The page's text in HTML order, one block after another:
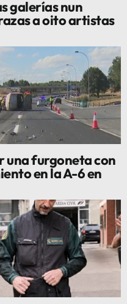
galerías nun
a oito artistas
una furgoneta con
en la A-6 en